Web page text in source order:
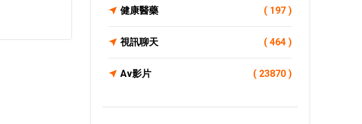
健康醫藥 ( 197 )
視訊聊天 ( 464 )
Av影片 ( 23870 )